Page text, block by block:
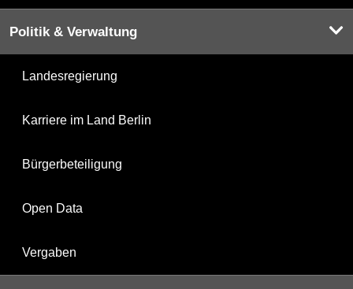
Politik & Verwaltung
Landesregierung
Karriere im Land Berlin
Bürgerbeteiligung
Open Data
Vergaben